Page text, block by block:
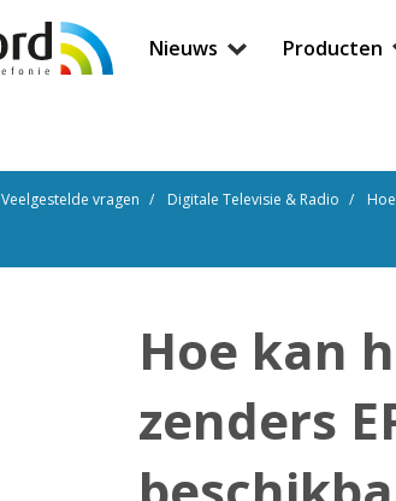
Nieuws Producten
Veelgestelde vragen Digitale Televisie & Radio
Hoe kan
zenders